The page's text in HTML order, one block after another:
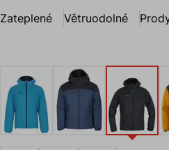
Zateplené Větruodolné